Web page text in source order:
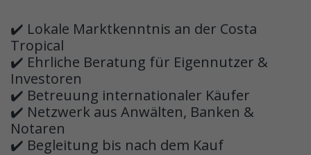
✔️ Lokale Marktkenntnis an der Costa
Tropical
✔️ Ehrliche Beratung für Eigennutzer &
Investoren
✔️ Betreuung internationaler Käufer
✔️ Netzwerk aus Anwälten, Banken &
Notaren
✔️ Begleitung bis nach dem Kauf